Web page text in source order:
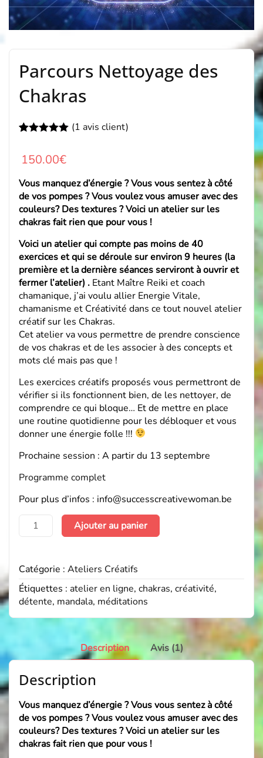
Parcours Nettoyage des
Chakras
sur notation
(1 avis client)
150.00€
Vous manquez d’énergie ? Vous vous sentez à côté
de vos pompes ? Vous voulez vous amuser avec des
couleurs? Des textures ? Voici un atelier sur les
chakras fait rien que pour vous !
Voici un atelier qui compte pas moins de 40
exercices et qui se déroule sur environ 9 heures (la
première et la dernière séances serviront à ouvrir et
fermer l’atelier) . Etant Maître Reiki et coach
chamanique, j’ai voulu allier Energie Vitale,
chamanisme et Créativité dans ce tout nouvel atelier
créatif sur les Chakras.
Cet atelier va vous permettre de prendre conscience
de vos chakras et de les associer à des concepts et
mots clé mais pas que !
Les exercices créatifs proposés vous permettront de
vérifier si ils fonctionnent bien, de les nettoyer, de
comprendre ce qui bloque… Et de mettre en place
une routine quotidienne pour les débloquer et vous
donner une énergie folle !!!
Prochaine session : A partir du 13 septembre
Programme complet
Pour plus d’infos : info@successcreativewoman.be
quantité
des
Chakras
Ajouter au panier
Catégorie : Ateliers Créatifs
Étiquettes : atelier en ligne, chakras, créativité,
détente, mandala, méditations
Description Avis (1)
Description
Vous manquez d’énergie ? Vous vous sentez à côté
de vos pompes ? Vous voulez vous amuser avec des
couleurs? Des textures ? Voici un atelier sur les
chakras fait rien que pour vous !